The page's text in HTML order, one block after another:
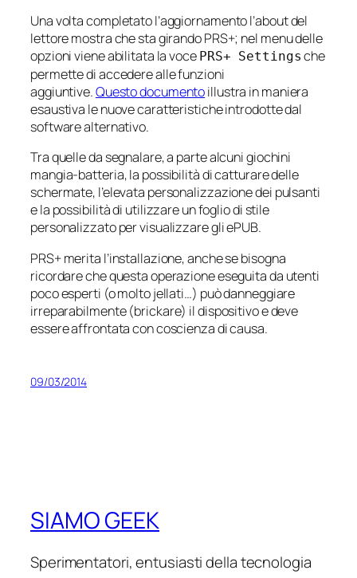
Una volta completato l’aggiornamento l’aboutdel
lettore mostra che sta girando PRS+; nel menu delle
opzioni viene abilitata la voce PRS+ Settings che
permette di accedere alle funzioni
aggiuntive.Questo documentoillustra in maniera
esaustiva le nuove caratteristiche introdotte dal
software alternativo.
Tra quelle da segnalare, a parte alcuni giochini
mangia-batteria, la possibilità di catturare delle
schermate, l’elevata personalizzazione dei pulsanti
e la possibilità di utilizzare un foglio di stile
personalizzato per visualizzare gli ePUB.
PRS+ merita l’installazione, anche se bisogna
ricordare che questa operazione eseguita da utenti
poco esperti (o molto jellati…) può danneggiare
irreparabilmente (brickare) il dispositivo e deve
essere affrontata con coscienza di causa.
09/03/2014
SIAMO GEEK
Sperimentatori, entusiasti della tecnologia